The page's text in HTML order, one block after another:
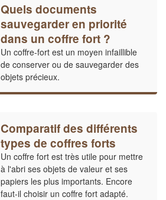
Quels documents
sauvegarder en priorité
dans un coffre fort ?
Un coffre-fort est un moyen infaillible
de conserver ou de sauvegarder des
objets précieux.
Comparatif des différents
types de coffres forts
Un coffre fort est très utile pour mettre
à l'abri ses objets de valeur et ses
papiers les plus importants. Encore
faut-il choisir un coffre fort adapté.